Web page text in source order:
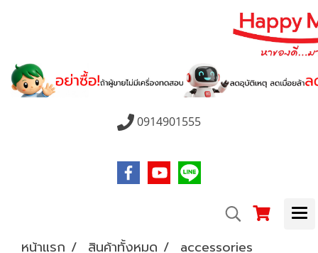
0914901555
หน้าแรก สินค้าทั้งหมด
accessories